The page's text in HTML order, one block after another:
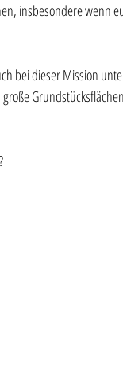
insbesondere wenn
bei dieser Mission